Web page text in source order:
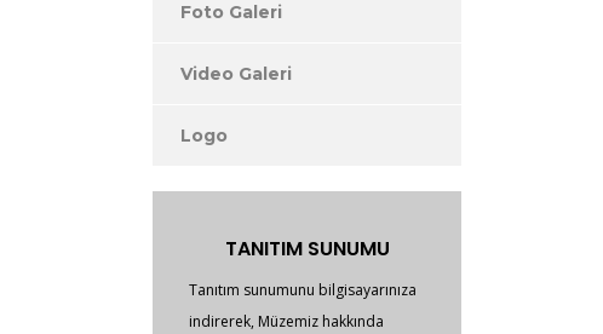
Foto Galeri
Video Galeri
Logo
TANITIM SUNUMU
Tanıtım sunumunu bilgisayarınıza
indirerek, Müzemiz hakkında